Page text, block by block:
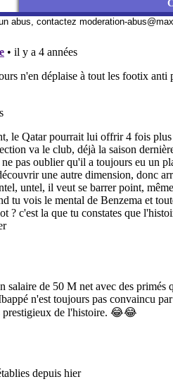
abus, contactez moderation-